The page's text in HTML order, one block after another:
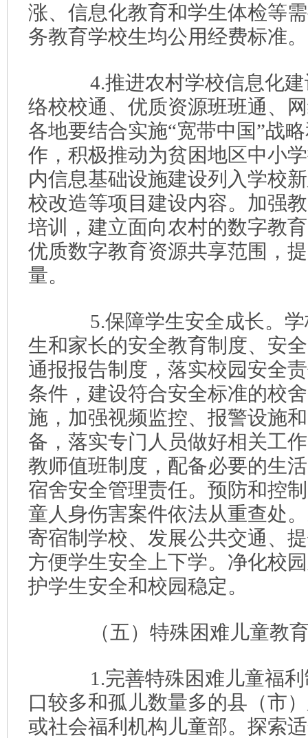
涨、信息化教育和学生体检等
务教育学校生均公用经费标准。
4.推进农村学校信息化建
络校校通、优质资源班班通、
各地要结合实施“宽带中国”战
作，积极推动为贫困地区中小
内信息基础设施建设列入学校
校改造等项目建设内容。加强
培训，建立面向农村的数字教
优质数字教育资源共享范围，
量。
5.保障学生安全成长。学
生和家长的安全教育制度、安
通报报告制度，落实校园安全
条件，建设符合安全标准的校
施，加强视频监控、报警设施
备，落实专门人员做好相关工
教师值班制度，配备必要的生
宿舍安全管理责任。预防和控
童人身伤害案件依法从重查处
寄宿制学校、发展公共交通、
方便学生安全上下学。净化校
护学生安全和校园稳定。
（五）特殊困难儿童教育
1.完善特殊困难儿童福利
口较多和孤儿数量多的县（市
或社会福利机构儿童部。探索